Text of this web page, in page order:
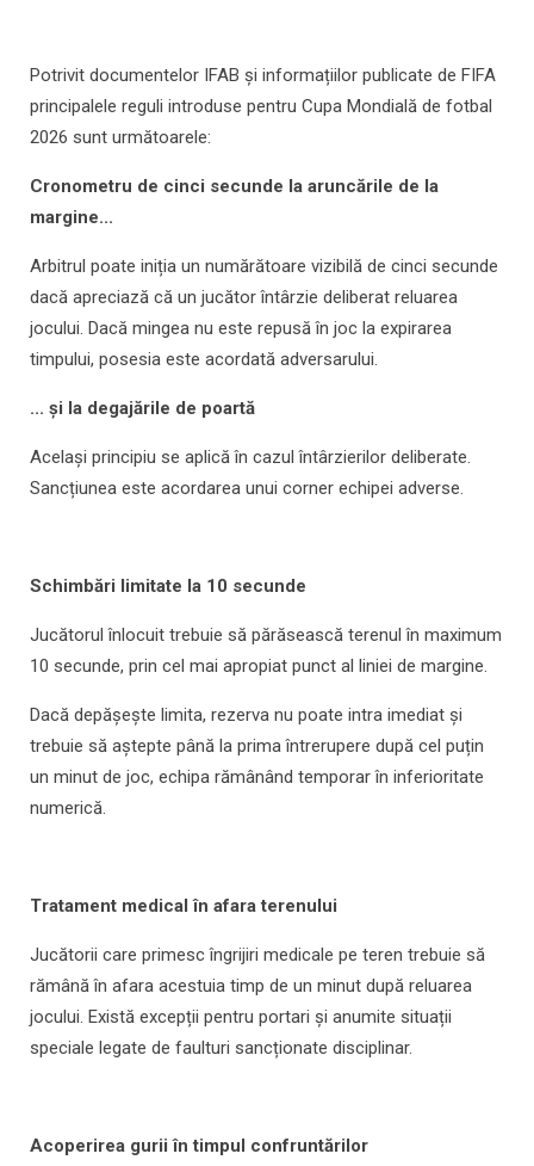
Potrivit documentelor IFAB și informațiilor publicate de FIFA
principalele reguli introduse pentru Cupa Mondială de fotbal
2026 sunt următoarele:
Cronometru de cinci secunde la aruncările de la
margine...
Arbitrul poate iniția un numărătoare vizibilă de cinci secunde
dacă apreciază că un jucător întârzie deliberat reluarea
jocului. Dacă mingea nu este repusă în joc la expirarea
timpului, posesia este acordată adversarului.
... și la degajările de poartă
Același principiu se aplică în cazul întârzierilor deliberate.
Sancțiunea este acordarea unui corner echipei adverse.
Schimbări limitate la 10 secunde
Jucătorul înlocuit trebuie să părăsească terenul în maximum
10 secunde, prin cel mai apropiat punct al liniei de margine.
Dacă depășește limita, rezerva nu poate intra imediat și
trebuie să aștepte până la prima întrerupere după cel puțin
un minut de joc, echipa rămânând temporar în inferioritate
numerică.
Tratament medical în afara terenului
Jucătorii care primesc îngrijiri medicale pe teren trebuie să
rămână în afara acestuia timp de un minut după reluarea
jocului. Există excepții pentru portari și anumite situații
speciale legate de faulturi sancționate disciplinar.
Acoperirea gurii în timpul confruntărilor